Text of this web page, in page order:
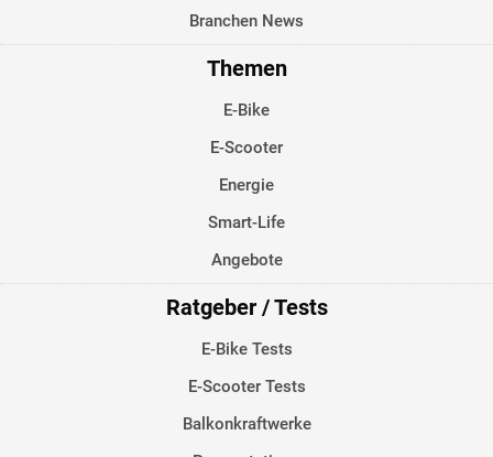
Branchen News
Themen
E-Bike
E-Scooter
Energie
Smart-Life
Angebote
Ratgeber / Tests
E-Bike Tests
E-Scooter Tests
Balkonkraftwerke